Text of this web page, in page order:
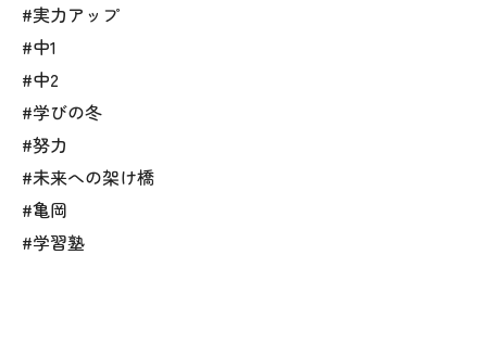
#実力アップ
#中1
#中2
#学びの冬
#努力
#未来への架け橋
#亀岡
#学習塾